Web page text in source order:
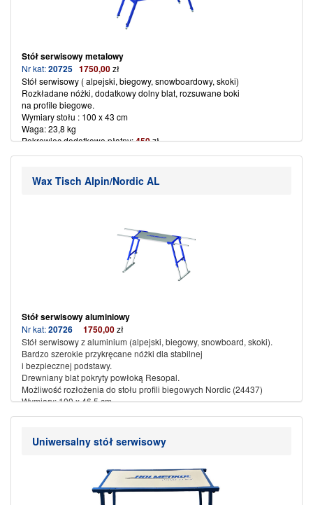
Stół serwisowymetalowy
Nr kat:20725 1750,00zł
Stół serwisowy ( alpejski, biegowy, snowboardowy, skoki)
Rozkładane nóżki, dodatkowy dolny blat, rozsuwane boki
na profile biegowe.
Wymiary stołu : 100 x 43 cm
Waga: 23,8 kg
Pokrowiec dodatkowo płatny:450zł
(więcej…)
Wax Tisch Alpin/Nordic AL
Stół serwisowy aluminiowy
Nr kat:20726 1750,00zł
Stół serwisowy z aluminium (alpejski, biegowy, snowboard, skoki).
Bardzo szerokie przykręcane nóżki dla stabilnej
i bezpiecznej podstawy.
Drewniany blat pokryty powłoką Resopal.
Możliwość rozłożenia do stołu profili biegowych Nordic (24437)
Wymiary: 100 x 46,5 cm
Pokrowiec dodatkowo płatny –
(więcej…)
Uniwersalny stół serwisowy